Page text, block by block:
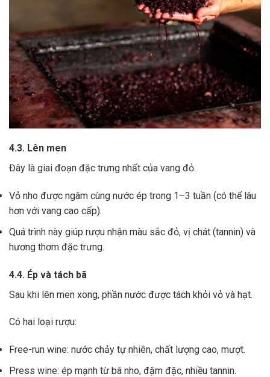
4.3. Lên men
Đây là giai đoạn đặc trưng nhất của vang đỏ.
Vỏ nho được ngâm cùng nước ép trong 1–3 tuần (có thể lâu
hơn với vang cao cấp).
Quá trình này giúp rượu nhận màu sắc đỏ, vị chát (tannin) và
hương thơm đặc trưng.
4.4. Ép và tách bã
Sau khi lên men xong, phần nước được tách khỏi vỏ và hạt.
Có hai loại rượu:
Free-run wine: nước chảy tự nhiên, chất lượng cao, mượt.
Press wine: ép mạnh từ bã nho, đậm đặc, nhiều tannin.